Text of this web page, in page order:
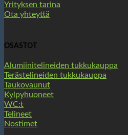
Yrityksen tarina
Ota yhteyttä
OSASTOT
Alumiinitelineiden tukkukauppa
Terästelineiden tukkukauppa
Taukovaunut
Kylpyhuoneet
WC:t
Telineet
Nostimet